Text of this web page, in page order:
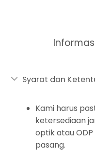
Syarat dan
Kami harus
ketersediaan
optik atau
pasang.